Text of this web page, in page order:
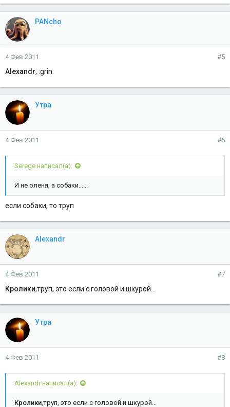
PANcho
4 Фев 2011 #5
Alexandr, :grin:
Утра
4 Фев 2011 #6
Serege написал(а):
И не оленя, а собаки......
если собаки, то труп
Alexandr
4 Фев 2011 #7
Кролики,труп, это если с головой и шкурой...
Утра
4 Фев 2011 #8
Alexandr написал(а):
Кролики ,труп, это если с головой и шкурой...